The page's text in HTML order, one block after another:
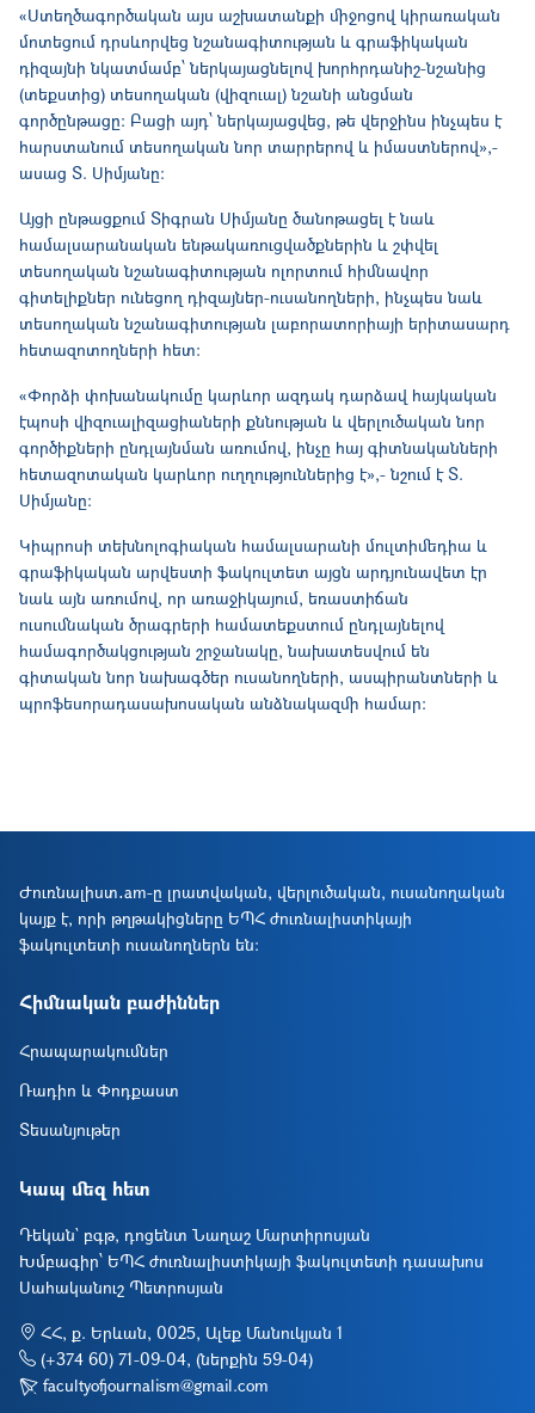
«Ստեղծագործական այս աշխատանքի միջոցով կիրառական
մոտեցում դրսևորվեց նշանագիտության և գրաֆիկական
դիզայնի նկատմամբ՝ ներկայացնելով խորհրդանիշ-նշանից
(տեքստից) տեսողական (վիզուալ) նշանի անցման
գործընթացը: Բացի այդ՝ ներկայացվեց, թե վերջինս ինչպես է
հարստանում տեսողական նոր տարրերով և իմաստներով»,-
ասաց Տ. Սիմյանը:
Այցի ընթացքում Տիգրան Սիմյանը ծանոթացել է նաև
համալսարանական ենթակառուցվածքներին և շփվել
տեսողական նշանագիտության ոլորտում հիմնավոր
գիտելիքներ ունեցող դիզայներ-ուսանողների, ինչպես նաև
տեսողական նշանագիտության լաբորատորիայի երիտասարդ
հետազոտողների հետ:
«Փորձի փոխանակումը կարևոր ազդակ դարձավ հայկական
էպոսի վիզուալիզացիաների քննության և վերլուծական նոր
գործիքների ընդլայնման առումով, ինչը հայ գիտնականների
հետազոտական կարևոր ուղղություններից է»,- նշում է Տ.
Սիմյանը:
Կիպրոսի տեխնոլոգիական համալսարանի մուլտիմեդիա և
գրաֆիկական արվեստի ֆակուլտետ այցն արդյունավետ էր
նաև այն առումով, որ առաջիկայում, եռաստիճան
ուսումնական ծրագրերի համատեքստում ընդլայնելով
համագործակցության շրջանակը, նախատեսվում են
գիտական նոր նախագծեր ուսանողների, ասպիրանտների և
պրոֆեսորադասախոսական անձնակազմի համար:
Ժուռնալիստ․am-ը լրատվական, վերլուծական, ուսանողական
կայք է, որի թղթակիցները ԵՊՀ ժուռնալիստիկայի
ֆակուլտետի ուսանողներն են։
Հիմնական բաժիններ
Հրապարակումներ
Ռադիո և Փոդքաստ
Տեսանյութեր
Կապ մեզ հետ
Դեկան` բգթ, դոցենտ Նաղաշ Մարտիրոսյան
Խմբագիր՝ ԵՊՀ ժուռնալիստիկայի ֆակուլտետի դասախոս
Սահականուշ Պետրոսյան
ՀՀ, ք. Երևան, 0025, Ալեք Մանուկյան 1
(+374 60) 71-09-04, (ներքին 59-04)
facultyofjournalism@gmail.com